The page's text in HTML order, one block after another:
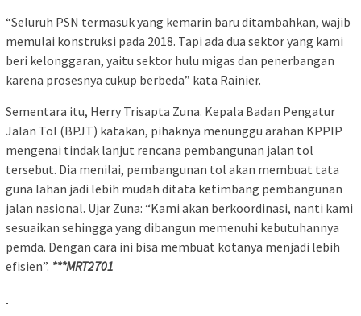
“Seluruh PSN termasuk yang kemarin baru ditambahkan, wajib
memulai konstruksi pada 2018. Tapi ada dua sektor yang kami
beri kelonggaran, yaitu sektor hulu migas dan penerbangan
karena prosesnya cukup berbeda” kata Rainier.
Sementara itu, Herry Trisapta Zuna. Kepala Badan Pengatur
Jalan Tol (BPJT) katakan, pihaknya menunggu arahan KPPIP
mengenai tindak lanjut rencana pembangunan jalan tol
tersebut. Dia menilai, pembangunan tol akan membuat tata
guna lahan jadi lebih mudah ditata ketimbang pembangunan
jalan nasional. Ujar Zuna: “Kami akan berkoordinasi, nanti kami
sesuaikan sehingga yang dibangun memenuhi kebutuhannya
pemda. Dengan cara ini bisa membuat kotanya menjadi lebih
efisien”. ***MRT2701